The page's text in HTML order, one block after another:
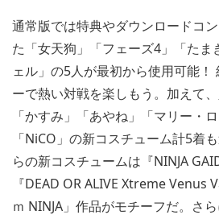
通常版では特典やダウンロードコ
た「女天狗」「フェーズ4」「たま
ェル」の5人が最初から使用可能！
ーで熱い対戦を楽しもう。加えて
「かすみ」「あやね」「マリー・
「NiCO」の新コスチューム計5着
らの新コスチュームは『NINJA
『DEAD OR ALIVE Xtreme Venus
ｍ NINJA」作品がモチーフだ。さ